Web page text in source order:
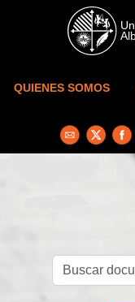
Skip to main content
QUIENES SOMOS